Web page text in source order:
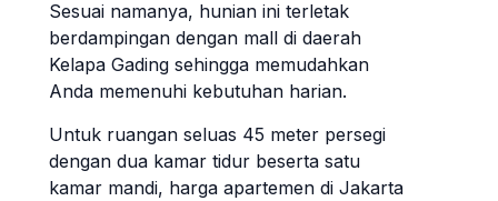
Sesuai namanya, hunian ini terletak
berdampingan dengan mall di daerah
Kelapa Gading sehingga memudahkan
Anda memenuhi kebutuhan harian.
Untuk ruangan seluas 45 meter persegi
dengan dua kamar tidur beserta satu
kamar mandi, harga apartemen di Jakarta